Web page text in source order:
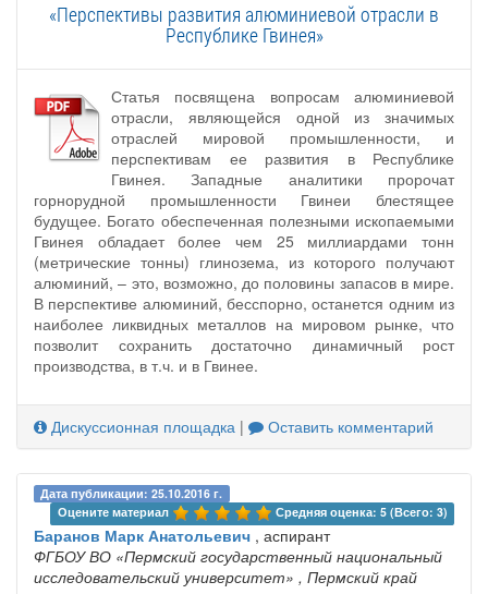
«Перспективы развития алюминиевой отрасли в
Республике Гвинея»
Статья посвящена вопросам алюминиевой
отрасли, являющейся одной из значимых
отраслей мировой промышленности, и
перспективам ее развития в Республике
Гвинея. Западные аналитики пророчат
горнорудной промышленности Гвинеи блестящее
будущее. Богато обеспеченная полезными ископаемыми
Гвинея обладает более чем 25 миллиардами тонн
(метрические тонны) глинозема, из которого получают
алюминий, – это, возможно, до половины запасов в мире.
В перспективе алюминий, бесспорно, останется одним из
наиболее ликвидных металлов на мировом рынке, что
позволит сохранить достаточно динамичный рост
производства, в т.ч. и в Гвинее.
Дискуссионная площадка | Оставить комментарий
Дата публикации: 25.10.2016 г.
Оцените материал
Средняя оценка: 5 (Всего: 3)
Баранов Марк Анатольевич , аспирант
ФГБОУ ВО «Пермский государственный национальный
исследовательский университет» , Пермский край